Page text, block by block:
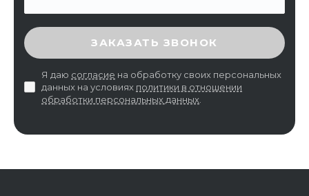
ВВЕДИТЕ ПРОВЕРОЧНЫЙ КОД
ЗАКАЗАТЬ ЗВОНОК
Я даю согласие на обработку своих персональных
данных на условиях политики в отношении
обработки персональных данных